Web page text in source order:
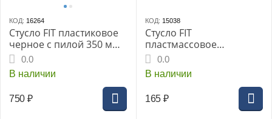
КОД: 16264
Стусло FIT пластиковое
черное с пилой 350 мм
(41265i)
0.0
В наличии
750 ₽
КОД: 15038
Стусло FIT
пластмассовое
300х65мм без пилы
(41250i)
0.0
В наличии
165 ₽